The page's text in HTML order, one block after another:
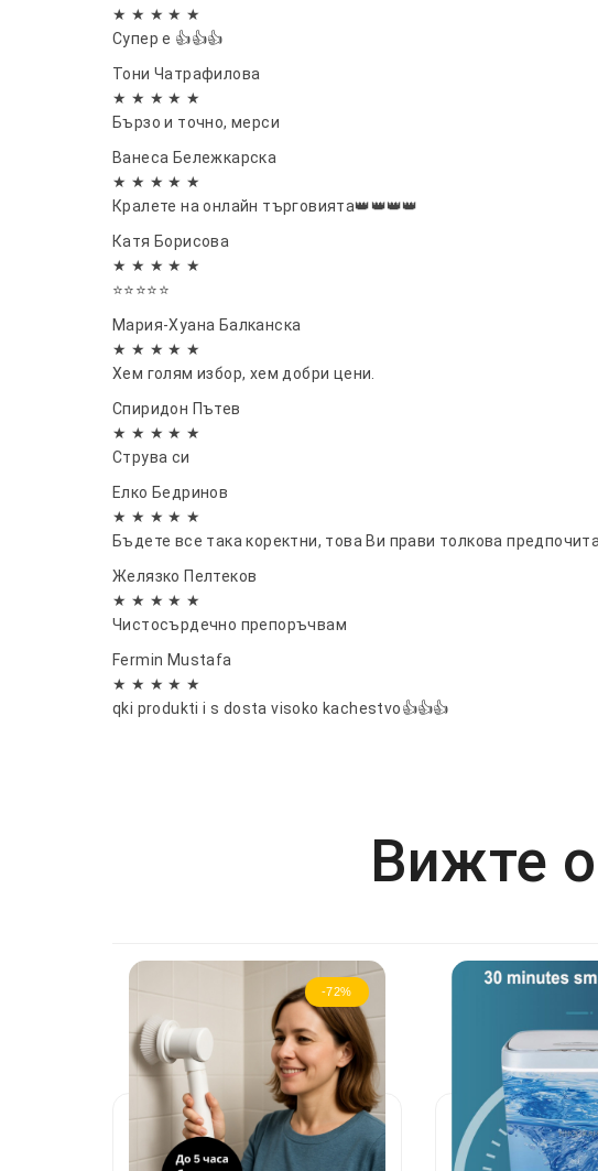
★ ★ ★ ★ ★
Супер е 👍👍👍
Тони Чатрафилова
★ ★ ★ ★ ★
Бързо и точно, мерси
Ванеса Бележкарска
★ ★ ★ ★ ★
Кралете на онлайн търговията👑👑👑👑
Катя Борисова
★ ★ ★ ★ ★
⭐⭐⭐⭐⭐
Мария-Хуана Балканска
★ ★ ★ ★ ★
Хем голям избор, хем добри цени.
Спиридон Пътев
★ ★ ★ ★ ★
Струва си
Елко Бедринов
★ ★ ★ ★ ★
Бъдете все така коректни, това Ви прави толкова
Желязко Пелтеков
★ ★ ★ ★ ★
Чистосърдечно препоръчвам
Fermin Mustafa
★ ★ ★ ★ ★
qki produkti i s dosta visoko kachestvo👍👍👍
Вижте
-72%